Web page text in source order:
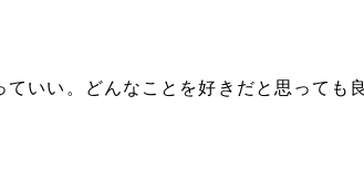
いい。どんなことを好きだと思っても